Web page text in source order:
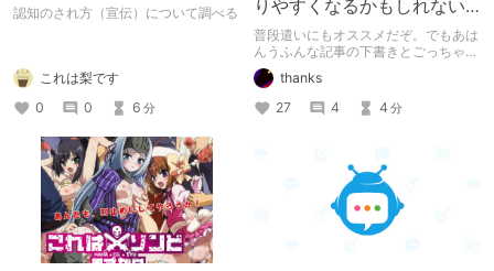
認知のされ方（宣伝）について調べる
これは梨です
0
0 6 分
りやすくなるかもしれない
メモサービスを推す
普段遣いにもオススメだぞ。でもあは
んうふんな記事の下書きとごっちゃに
するのはやめといたほうがいいぞ。
thanks
27
4 4 分